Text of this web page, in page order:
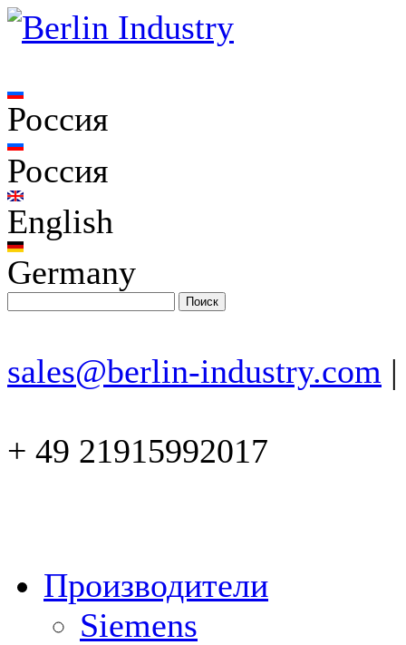
Россия
Россия
English
Germany
sales@berlin-industry.com |
+ 49 21915992017
Производители
Siemens